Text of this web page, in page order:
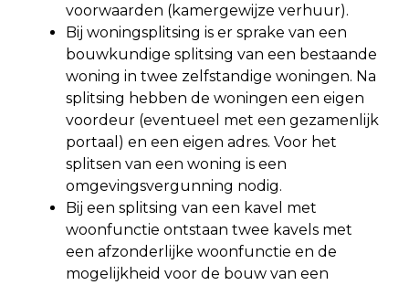
voorwaarden (kamergewijze verhuur).
Bij woningsplitsing is er sprake van een
bouwkundige splitsing van een bestaande
woning in twee zelfstandige woningen. Na
splitsing hebben de woningen een eigen
voordeur (eventueel met een gezamenlijk
portaal) en een eigen adres. Voor het
splitsen van een woning is een
omgevingsvergunning nodig.
Bij een splitsing van een kavel met
woonfunctie ontstaan twee kavels met
een afzonderlijke woonfunctie en de
mogelijkheid voor de bouw van een